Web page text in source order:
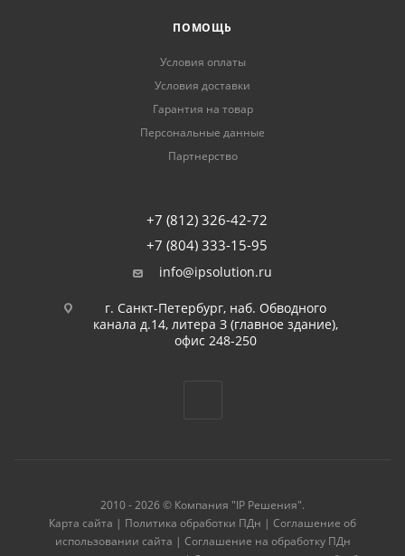
ПОМОЩЬ
Условия оплаты
Условия доставки
Гарантия на товар
Персональные данные
Партнерство
+7 (812) 326-42-72
+7 (804) 333-15-95
info@ipsolution.ru
г. Санкт-Петербург, наб. Обводного
канала д.14, литера З (главное здание),
офис 248-250
2010 - 2026 © Компания "IP Решения".
Карта сайта | Политика обработки ПДн | Соглашение об
использовании сайта | Соглашение на обработку ПДн